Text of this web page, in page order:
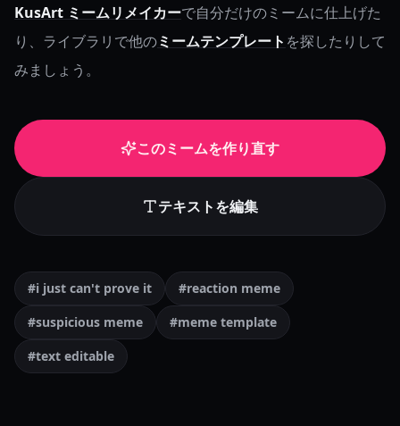
KusArt ミームリメイカーで自分だけのミームに仕上げた
り、ライブラリで他のミームテンプレート を探したりして
みましょう。
このミームを作り直す
テキストを編集
#i just can't prove it
#reaction meme
#suspicious meme
#meme template
#text editable